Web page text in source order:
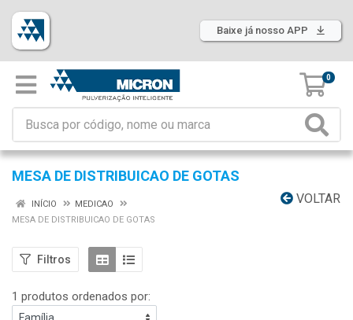
Baixe já nosso APP
0
MESA DE DISTRIBUICAO DE GOTAS
VOLTAR
INÍCIO
MEDICAO
MESA DE DISTRIBUICAO DE GOTAS
Filtros
1 produtos ordenados por: